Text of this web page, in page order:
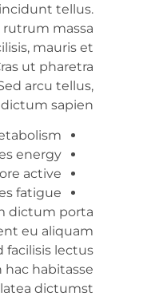
tellus.
massa
mauris et
ut pharetra
arcu tellus,
sapien.
energy
active
fatigue
dictum porta
eu aliquam
facilisis lectus
hac habitasse
dictumst.